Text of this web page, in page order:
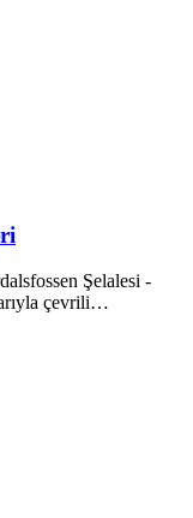
Şelalesi -
çevrili…